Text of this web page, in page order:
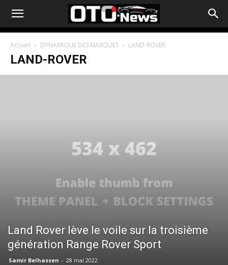
Accueil DYNAMIQUE DES MARQUES LAND-ROVER
LAND-ROVER
Land Rover lève le voile sur la troisième
génération Range Rover Sport
Samir Belhassen - 28 mai 2022